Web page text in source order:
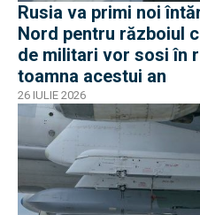
Rusia va primi noi
Nord pentru războiul
de militari vor sosi în
toamna acestui an
26 IULIE 2026